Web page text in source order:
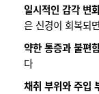
일시적인 감각 변
은 신경이 회복되
약한 통증과 불편
다
채취 부위와 주입